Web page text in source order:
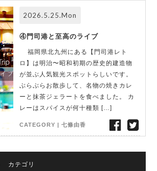
2026.5.25.Mon
④門司港と至高のライブ
福岡県北九州にある【門司港レト
ロ】は明治〜昭和初期の歴史的建造物
が並ぶ人気観光スポットらしいです。
ぶらぶらお散歩して、名物の焼きカレ
ーと抹茶ジェラートを食べました。 カ
レーはスパイスが何十種類 […]
CATEGORY | 七條由香
カテゴリ